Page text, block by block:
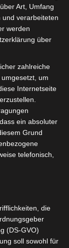
und
und
Art, Umfang
verarbeiteten
werden
über
zahlreiche
um
Internetseite
ein absoluter
Grund
telefonisch,
die
(DS-GVO)
soll sowohl für